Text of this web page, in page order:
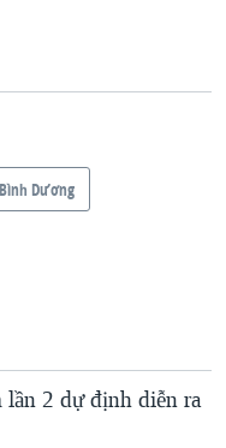
Dương
2 dự định diễn ra